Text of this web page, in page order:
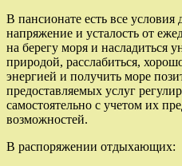
В пансионате есть все условия
напряжение и усталость от
на берегу моря и насладиться
природой, расслабиться,
энергией и получить море
предоставляемых услуг
самостоятельно с учетом их
возможностей.
В распоряжении отдыхающих: